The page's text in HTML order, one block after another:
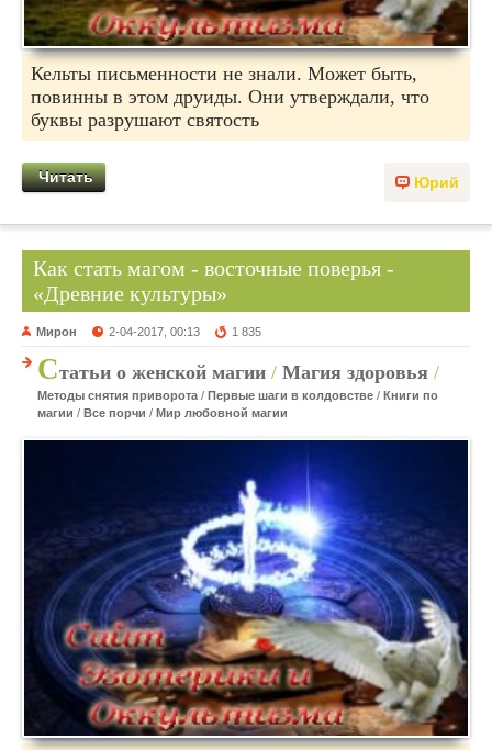
Кельты письменности не знали. Может быть,
повинны в этом друиды. Они утверждали, что
буквы разрушают святость
Юрий
Читать
Как стать магом - восточные поверья -
«Древние культуры»
Мирон 2-04-2017, 00:13 1 835
Статьи о женской магии / Магия здоровья /
Методы снятия приворота / Первые шаги в колдовстве / Книги по
магии / Все порчи / Мир любовной магии